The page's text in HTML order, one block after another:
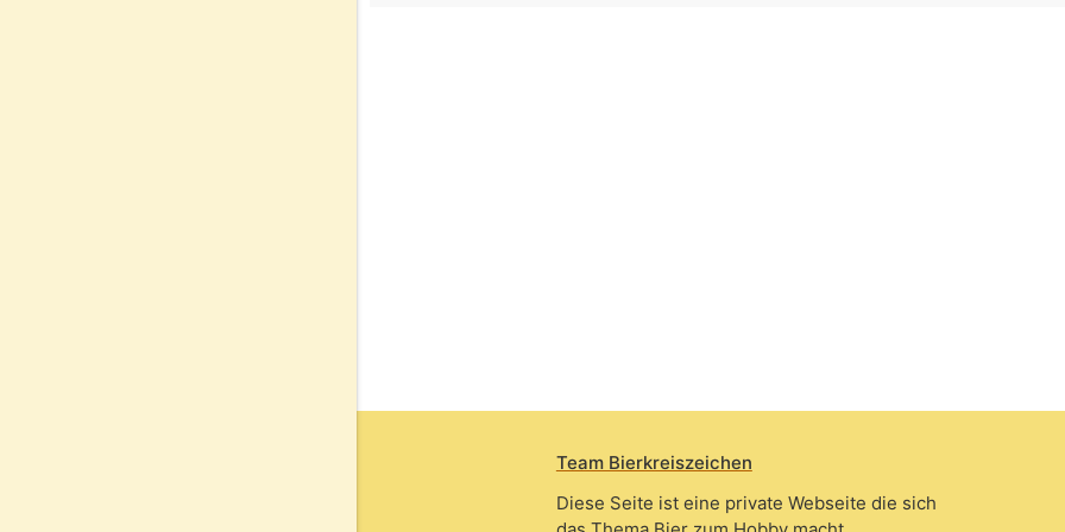
Team Bierkreiszeichen
Diese Seite ist eine private Webseite die sich